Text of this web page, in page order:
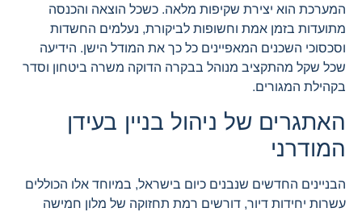
המערכת הוא יצירת שקיפות מלאה. כשכל הוצאה והכנסה
מתועדות בזמן אמת וחשופות לביקורת, נעלמים החשדות
וסכסוכי השכנים המאפיינים כל כך את המודל הישן. הידיעה
שכל שקל מהתקציב מנוהל בבקרה הדוקה משרה ביטחון וסדר
בקהילת המגורים.
האתגרים של ניהול בניין בעידן
המודרני
הבניינים החדשים שנבנים כיום בישראל, במיוחד אלו הכוללים
עשרות יחידות דיור, דורשים רמת תחזוקה של מלון חמישה